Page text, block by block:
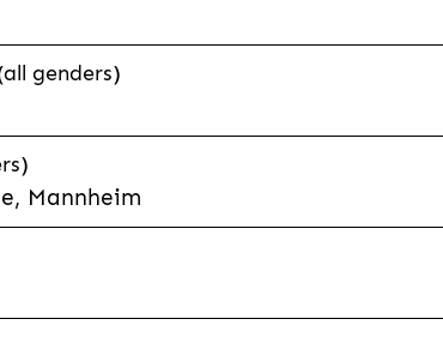
genders)
Mannheim